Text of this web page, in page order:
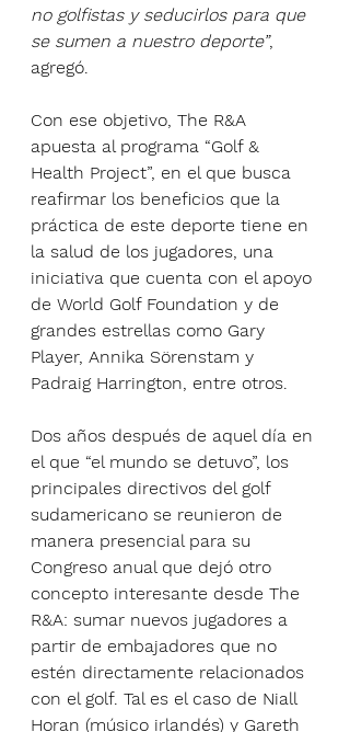
no golfistas y seducirlos para que
se sumen a nuestro deporte”,
agregó.
Con ese objetivo, The R&A
apuesta al programa “Golf &
Health Project”, en el que busca
reafirmar los beneficios que la
práctica de este deporte tiene en
la salud de los jugadores, una
iniciativa que cuenta con el apoyo
de World Golf Foundation y de
grandes estrellas como Gary
Player, Annika Sörenstam y
Padraig Harrington, entre otros.
Dos años después de aquel día en
el que “el mundo se detuvo”, los
principales directivos del golf
sudamericano se reunieron de
manera presencial para su
Congreso anual que dejó otro
concepto interesante desde The
R&A: sumar nuevos jugadores a
partir de embajadores que no
estén directamente relacionados
con el golf. Tal es el caso de Niall
Horan (músico irlandés) y Gareth